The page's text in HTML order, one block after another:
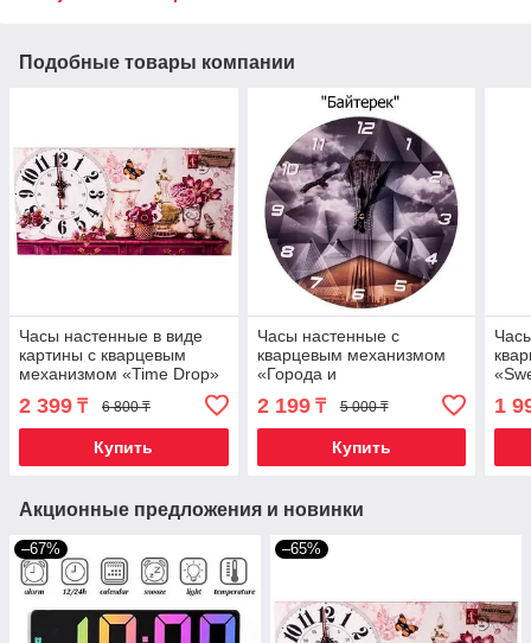
Подобные товары компании
Часы настенные в виде
картины с кварцевым
механизмом «Time Drop»
("Цветы")
2 399 ₸ 6 800 ₸
Купить
Часы настенные с
кварцевым механизмом
«Города и
достопримечательности»
("Байтерек")
2 199₸ 5 000 ₸
Купить
1
Акционные предложения и новинки
–67% –65%